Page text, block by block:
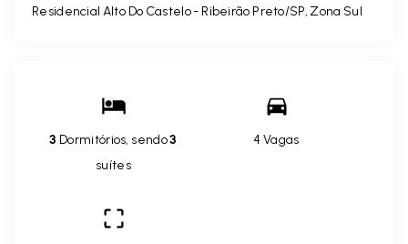
Residencial Alto Do Castelo - Ribeirão Preto/SP, Zona Sul
3 Dormitórios, sendo3
suítes
4 Vagas